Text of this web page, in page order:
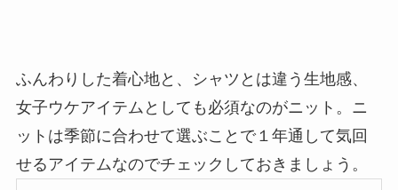
ふんわりした着心地と、シャツとは違う生地感、
女子ウケアイテムとしても必須なのがニット。ニ
ットは季節に合わせて選ぶことで１年通して気回
せるアイテムなのでチェックしておきましょう。